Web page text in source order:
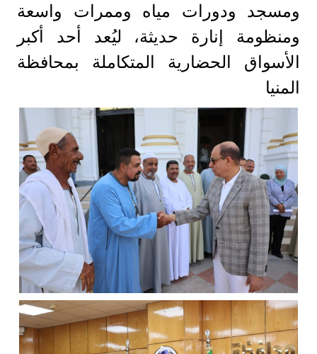
ومسجد ودورات مياه وممرات واسعة
ومنظومة إنارة حديثة، ليُعد أحد أكبر
الأسواق الحضارية المتكاملة بمحافظة
المنيا